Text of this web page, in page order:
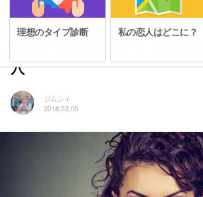
# 結婚前のチェックリスト
理性的すぎるのはNG！旦那を
穴
ジムシィ
2018.02.05
理想のタイプ診断 私の恋人はどこに？